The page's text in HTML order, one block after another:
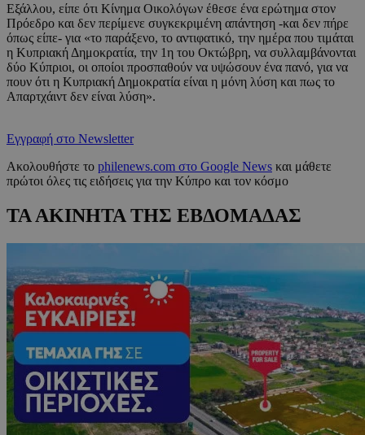
Εξάλλου, είπε ότι Κίνημα Οικολόγων έθεσε ένα ερώτημα στον
Πρόεδρο και δεν περίμενε συγκεκριμένη απάντηση -και δεν πήρε
όπως είπε- για «το παράξενο, το αντιφατικό, την ημέρα που τιμάται
η Κυπριακή Δημοκρατία, την 1η του Οκτώβρη, να συλλαμβάνονται
δύο Κύπριοι, οι οποίοι προσπαθούν να υψώσουν ένα πανό, για να
πουν ότι η Κυπριακή Δημοκρατία είναι η μόνη λύση και πως το
Απαρτχάιντ δεν είναι λύση».
Εγγραφή στο Newsletter
Ακολουθήστε το philenews.com στο Google News και μάθετε
πρώτοι όλες τις ειδήσεις για την Κύπρο και τον κόσμο
ΤΑ ΑΚΙΝΗΤΑ ΤΗΣ ΕΒΔΟΜΑΔΑΣ